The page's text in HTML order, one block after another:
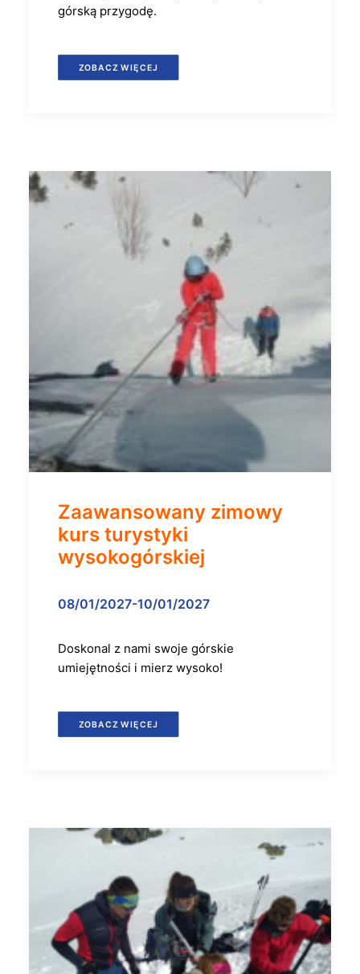
górską przygodę.
ZOBACZ WIĘCEJ
Zaawansowany zimowy
kurs turystyki
wysokogórskiej
08/01/2027-10/01/2027
Doskonal z nami swoje górskie
umiejętności i mierz wysoko!
ZOBACZ WIĘCEJ